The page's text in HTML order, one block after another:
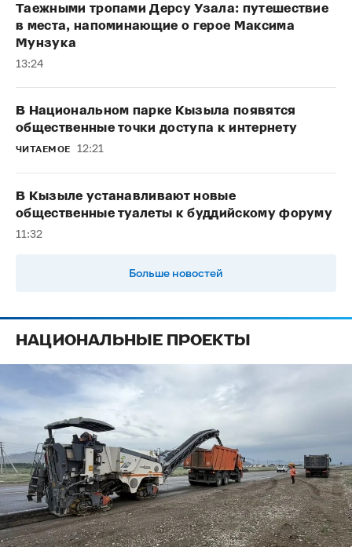
Таежными тропами Дерсу Узала: путешествие
в места, напоминающие о герое Максима
Мунзука
13:24
В Национальном парке Кызыла появятся
общественные точки доступа к интернету
ЧИТАЕМОЕ 12:21
В Кызыле устанавливают новые
общественные туалеты к буддийскому форуму
11:32
Больше новостей
НАЦИОНАЛЬНЫЕ ПРОЕКТЫ